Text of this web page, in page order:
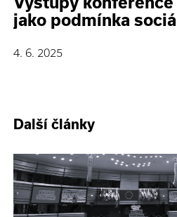
jako podmínka
4. 6. 2025
Další články